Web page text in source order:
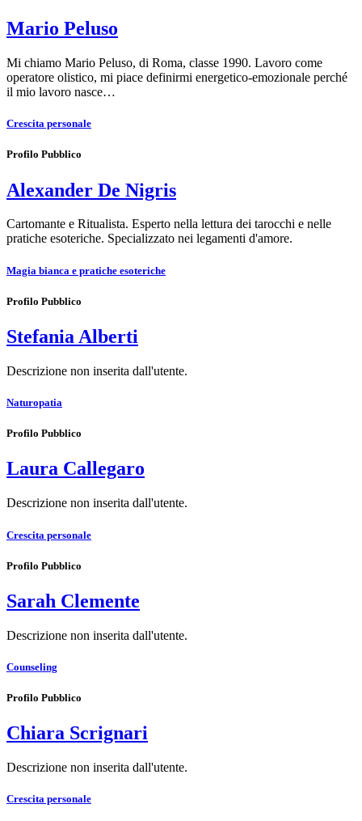
Mario Peluso
Mi chiamo Mario Peluso, di Roma, classe 1990. Lavoro come
operatore olistico, mi piace definirmi energetico-emozionale perché
il mio lavoro nasce…
Crescita personale
Profilo Pubblico
Alexander De Nigris
Cartomante e Ritualista. Esperto nella lettura dei tarocchi e nelle
pratiche esoteriche. Specializzato nei legamenti d'amore.
Magia bianca e pratiche esoteriche
Profilo Pubblico
Stefania Alberti
Descrizione non inserita dall'utente.
Naturopatia
Profilo Pubblico
Laura Callegaro
Descrizione non inserita dall'utente.
Crescita personale
Profilo Pubblico
Sarah Clemente
Descrizione non inserita dall'utente.
Counseling
Profilo Pubblico
Chiara Scrignari
Descrizione non inserita dall'utente.
Crescita personale